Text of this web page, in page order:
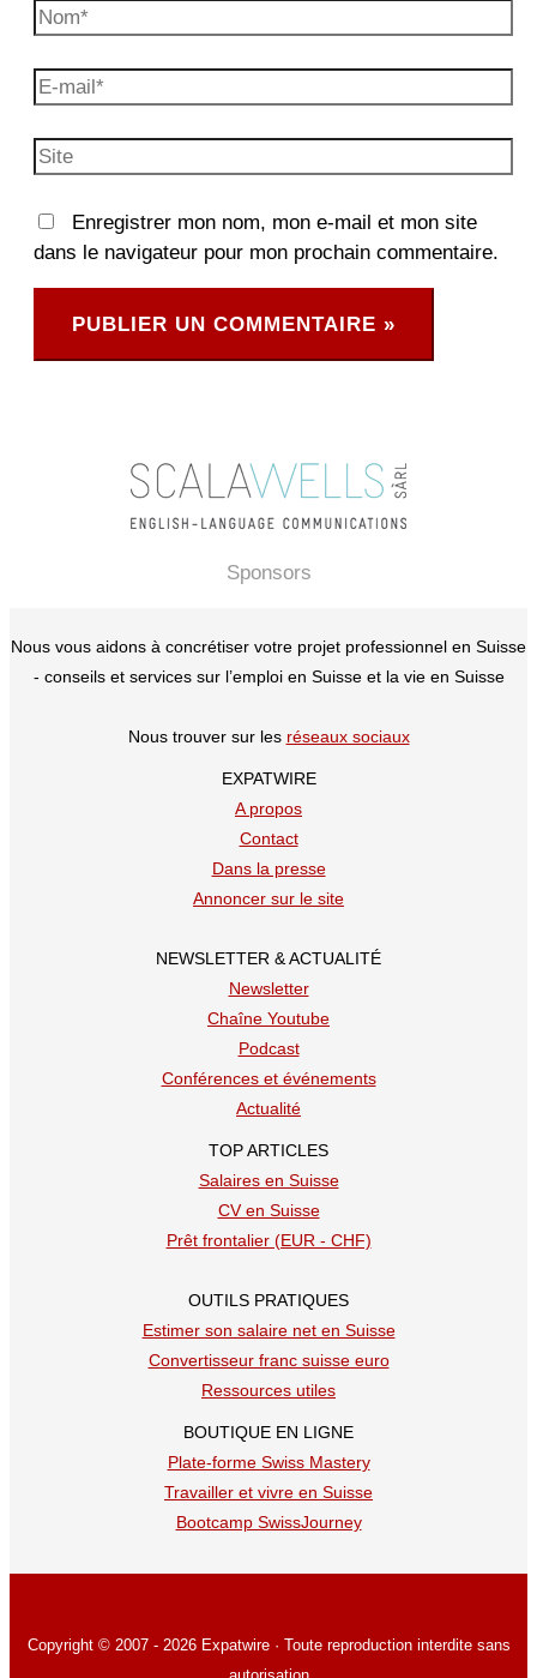
Nom*
E-
mail*
Site
Enregistrer mon nom, mon e-mail et mon site
dans le navigateur pour mon prochain commentaire.
Sponsors
Nous vous aidons à concrétiser votre projet professionnel en Suisse
- conseils et services sur l’emploi en Suisse et la vie en Suisse
Nous trouver sur les réseaux sociaux
EXPATWIRE
A propos
Contact
Dans la presse
Annoncer sur le site
NEWSLETTER & ACTUALITÉ
Newsletter
Chaîne Youtube
Podcast
Conférences et événements
Actualité
TOP ARTICLES
Salaires en Suisse
CV en Suisse
Prêt frontalier (EUR - CHF)
OUTILS PRATIQUES
Estimer son salaire net en Suisse
Convertisseur franc suisse euro
Ressources utiles
BOUTIQUE EN LIGNE
Plate-forme Swiss Mastery
Travailler et vivre en Suisse
Bootcamp SwissJourney
Copyright © 2007 - 2026 Expatwire · Toute reproduction interdite sans